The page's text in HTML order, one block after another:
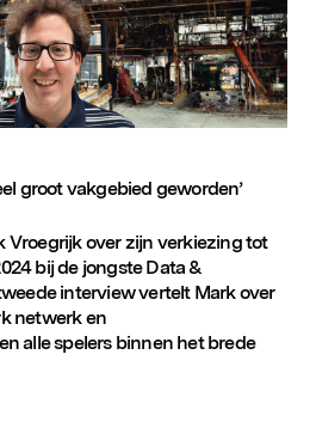
groot vakgebied geworden’
Vroegrijkover zijn verkiezing tot
bij de jongste Data &
interview vertelt Markover
netwerk en
alle spelers binnen hetbrede